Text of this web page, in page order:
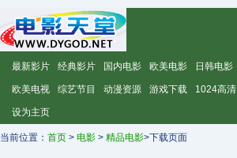
最新影片 经典影片 国内电影 欧美电影 日韩电影
欧美电视 综艺节目 动漫资源 游戏下载 1024高清
设为主页
当前位置： 首页 > 电影 > 精品电影>下载页面